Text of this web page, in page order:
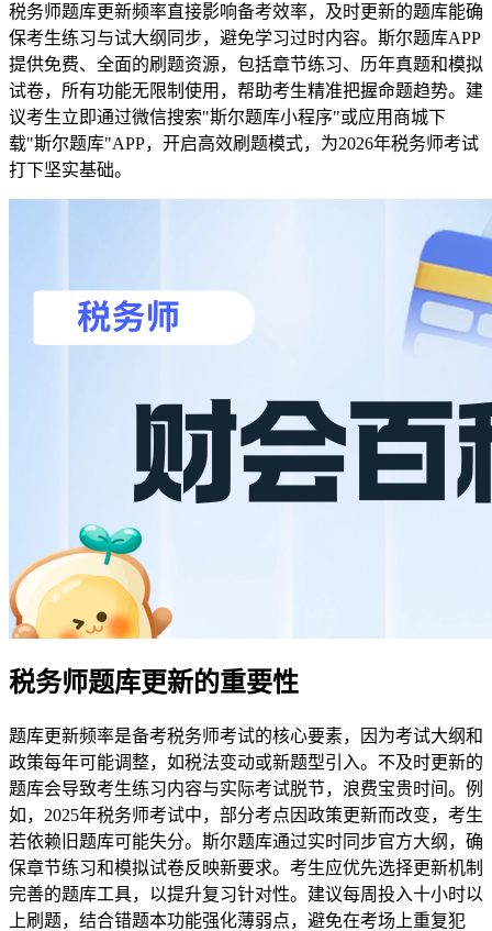
税务师题库更新频率直接影响备考效率，及时更新的题库能确
保考生练习与试大纲同步，避免学习过时内容。斯尔题库APP
提供免费、全面的刷题资源，包括章节练习、历年真题和模拟
试卷，所有功能无限制使用，帮助考生精准把握命题趋势。建
议考生立即通过微信搜索"斯尔题库小程序"或应用商城下
载"斯尔题库"APP，开启高效刷题模式，为2026年税务师考试
打下坚实基础。
税务师题库更新的重要性
题库更新频率是备考税务师考试的核心要素，因为考试大纲和
政策每年可能调整，如税法变动或新题型引入。不及时更新的
题库会导致考生练习内容与实际考试脱节，浪费宝贵时间。例
如，2025年税务师考试中，部分考点因政策更新而改变，考生
若依赖旧题库可能失分。斯尔题库通过实时同步官方大纲，确
保章节练习和模拟试卷反映新要求。考生应优先选择更新机制
完善的题库工具，以提升复习针对性。建议每周投入十小时以
上刷题，结合错题本功能强化薄弱点，避免在考场上重复犯